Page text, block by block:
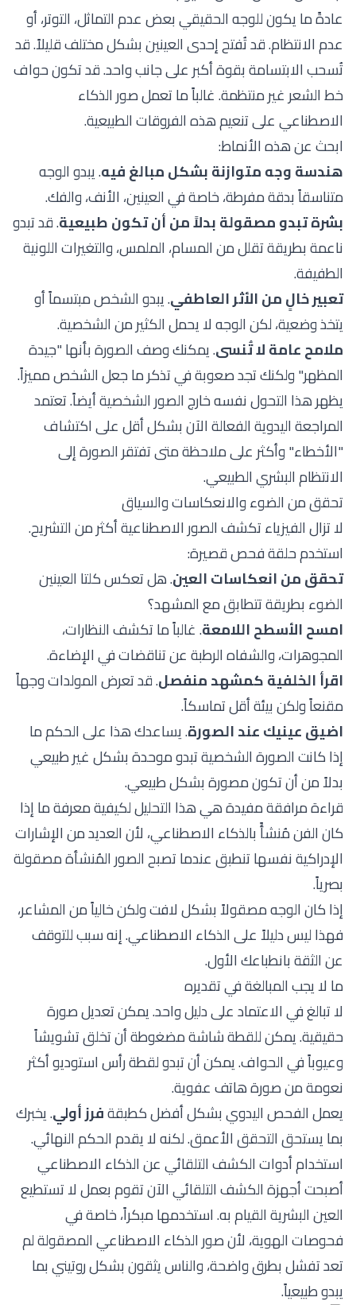
عادةً ما يكون للوجه الحقيقي بعض عدم التماثل، التوتر، أو
عدم الانتظام. قد تُفتح إحدى العينين بشكل مختلف قليلاً. قد
تُسحب الابتسامة بقوة أكبر على جانب واحد. قد تكون حواف
خط الشعر غير منتظمة. غالباً ما تعمل صور الذكاء
الاصطناعي على تنعيم هذه الفروقات الطبيعية.
ابحث عن هذه الأنماط:
هندسة وجه متوازنة بشكل مبالغ فيه. يبدو الوجه
متناسقاً بدقة مفرطة، خاصة في العينين، الأنف، والفك.
بشرة تبدو مصقولة بدلاً من أن تكون طبيعية. قد تبدو
ناعمة بطريقة تقلل من المسام، الملمس، والتغيرات اللونية
الطفيفة.
تعبير خالٍ من الأثر العاطفي. يبدو الشخص مبتسماً أو
يتخذ وضعية، لكن الوجه لا يحمل الكثير من الشخصية.
ملامح عامة لا تُنسى. يمكنك وصف الصورة بأنها "جيدة
المظهر" ولكنك تجد صعوبة في تذكر ما جعل الشخص مميزاً.
يظهر هذا التحول نفسه خارج الصور الشخصية أيضاً. تعتمد
المراجعة اليدوية الفعالة الآن بشكل أقل على اكتشاف
"الأخطاء" وأكثر على ملاحظة متى تفتقر الصورة إلى
الانتظام البشري الطبيعي.
تحقق من الضوء والانعكاسات والسياق
لا تزال الفيزياء تكشف الصور الاصطناعية أكثر من التشريح.
استخدم حلقة فحص قصيرة:
تحقق من انعكاسات العين. هل تعكس كلتا العينين
الضوء بطريقة تتطابق مع المشهد؟
امسح الأسطح اللامعة. غالباً ما تكشف النظارات،
المجوهرات، والشفاه الرطبة عن تناقضات في الإضاءة.
اقرأ الخلفية كمشهد منفصل. قد تعرض المولدات وجهاً
مقنعاً ولكن بيئة أقل تماسكاً.
اضيق عينيك عند الصورة. يساعدك هذا على الحكم ما
إذا كانت الصورة الشخصية تبدو موحدة بشكل غير طبيعي
بدلاً من أن تكون مصورة بشكل طبيعي.
قراءة مرافقة مفيدة هيهذا التحليل لكيفية معرفة ما إذا
كان الفن مُنشأً بالذكاء الاصطناعي، لأن العديد من الإشارات
الإدراكية نفسها تنطبق عندما تصبح الصور المُنشأة مصقولة
بصرياً.
إذا كان الوجه مصقولاً بشكل لافت ولكن خالياً من المشاعر،
فهذا ليس دليلاً على الذكاء الاصطناعي. إنه سبب للتوقف
عن الثقة بانطباعك الأول.
ما لا يجب المبالغة في تقديره
لا تبالغ في الاعتماد على دليل واحد. يمكن تعديل صورة
حقيقية. يمكن للقطة شاشة مضغوطة أن تخلق تشويشاً
وعيوباً في الحواف. يمكن أن تبدو لقطة رأس استوديو أكثر
نعومة من صورة هاتف عفوية.
يعمل الفحص اليدوي بشكل أفضل كطبقةفرز أولي. يخبرك
بما يستحق التحقق الأعمق. لكنه لا يقدم الحكم النهائي.
استخدام أدوات الكشف التلقائي عن الذكاء الاصطناعي
أصبحت أجهزة الكشف التلقائي الآن تقوم بعمل لا تستطيع
العين البشرية القيام به. استخدمها مبكراً، خاصة في
فحوصات الهوية، لأن صور الذكاء الاصطناعي المصقولة لم
تعد تفشل بطرق واضحة، والناس يثقون بشكل روتيني بما
يبدو طبيعياً.